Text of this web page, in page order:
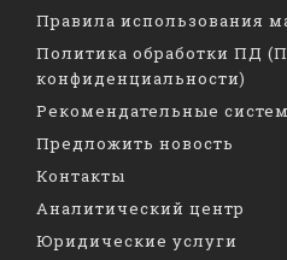
Правила использования
Политика обработки ПД
конфиденциальности)
Рекомендательные
Предложить новость
Контакты
Аналитический центр
Юридические услуги